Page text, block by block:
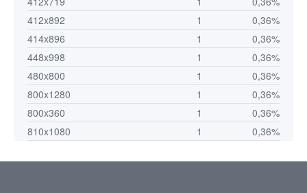
412x892
1
0,36%
414x896
1
0,36%
448x998
1
0,36%
480x800
1
0,36%
800x1280
1
0,36%
800x360
1
0,36%
810x1080
1 0,36%